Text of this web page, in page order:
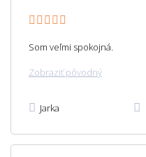
Som veľmi spokojná.
Zobraziť pôvodný
Jarka